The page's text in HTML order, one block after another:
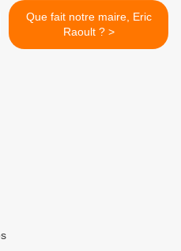
Que fait notre maire, Eric
Raoult ? >